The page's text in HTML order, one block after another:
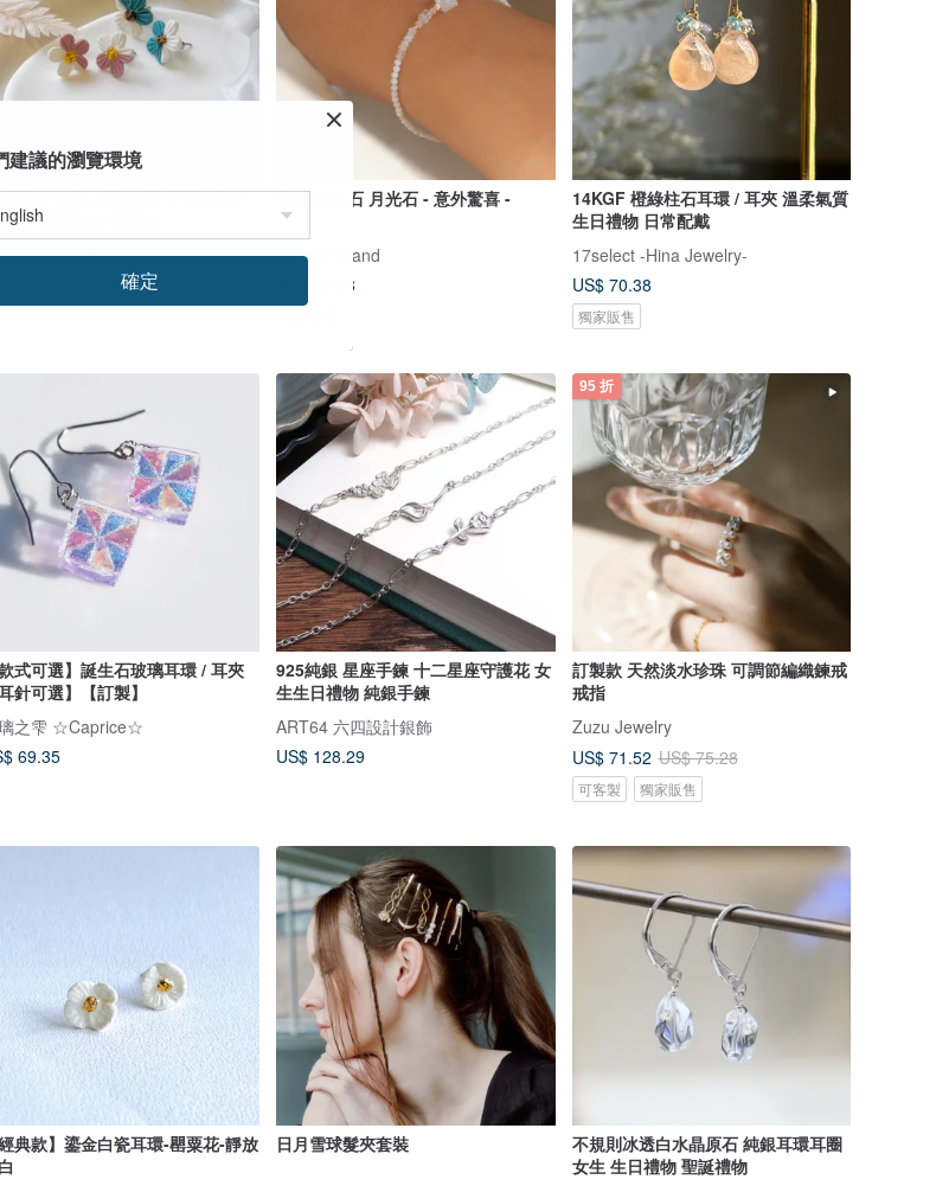
裡的小花 | 花朵飾品 手工軟陶土
環 春天耳環 生日禮物
手工飾品
手鍊 蛋白石 月光石 - 意外驚喜 -
Hand In Hand
US$ 32.08
14KGF 橙綠柱石耳環 / 耳夾 溫柔氣質
生日禮物 日常配戴
17select -Hina Jewelry-
US$ 70.38
獨家販售
款式可選】誕生石玻璃耳環 / 耳夾
耳針可選】【訂製】
之雫 ☆Caprice☆
69.35
925純銀 星座手鍊 十二星座守護花 女
生生日禮物 純銀手鍊
ART64 六四設計銀飾
US$ 128.29
95 折
訂製款 天然淡水珍珠 可調節編織鍊戒
戒指
Zuzu Jewelry
US$ 71.52 US$ 75.28
可客製 獨家販售
經典款】鎏金白瓷耳環-罌粟花-靜放
日月雪球髮夾套裝
不規則冰透白水晶原石 純銀耳環耳圈
女生 生日禮物 聖誕禮物
建議的瀏覽環境
確定